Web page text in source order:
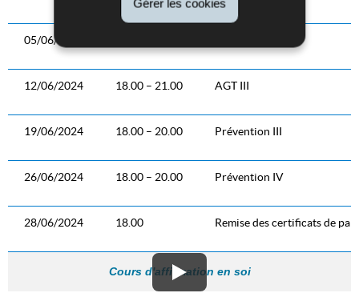
Gérer les cookies
05/06/2024
12/06/2024 18.00 – 21.00 AGT III
19/06/2024 18.00 – 20.00 Prévention III
26/06/2024 18.00 – 20.00 Prévention IV
28/06/2024 18.00 Remise des certificats de
Cours d'affirmation en soi